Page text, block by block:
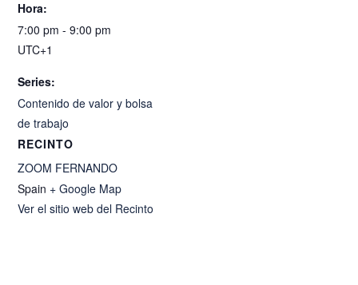
Hora:
7:00 pm - 9:00 pm
UTC+1
Series:
Contenido de valor y bolsa
de trabajo
RECINTO
ZOOM FERNANDO
Spain + Google Map
Ver el sitio web del Recinto